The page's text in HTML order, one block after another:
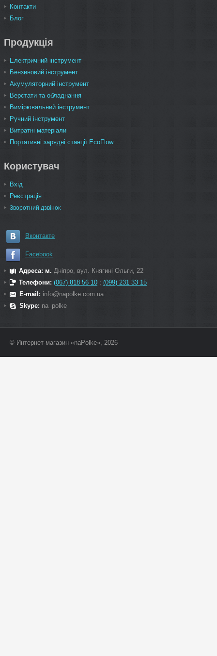
Контакти
Блог
Продукція
Електричний інструмент
Бензиновий інструмент
Акумуляторний інструмент
Верстати та обладнання
Вимірювальний інструмент
Ручний інструмент
Витратні матеріали
Портативні зарядні станції EcoFlow
Користувач
Вхід
Реєстрація
Зворотний дзвінок
Вконтакте
Facebook
Адреса: м. Дніпро, вул. Княгині Ольги, 22
Телефони: (067) 818 56 10 ; (099) 231 33 15
E-mail: info@napolke.com.ua
Skype: na_polke
© Интернет-магазин «naPolke», 2026